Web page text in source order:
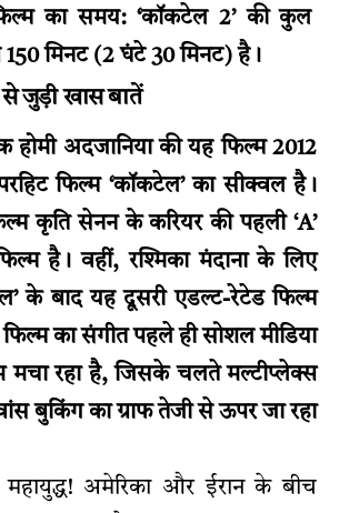
का समय: ‘कॉकटेल 2’ की कुल
मिनट (2 घंटे 30 मिनट) है।
जुड़ी खास बातें
होमी अदजानिया की यह फिल्म 2012
फिल्म ‘कॉकटेल’ का सीक्वल है।
कृति सेनन के करियर की पहली ‘A’
है। वहीं, रश्मिका मंदाना के लिए
के बाद यह दूसरी एडल्ट-रेटेड फिल्म
फिल्म का संगीत पहले ही सोशल मीडिया
मचा रहा है, जिसके चलते मल्टीप्लेक्स
बुकिंग का ग्राफ तेजी से ऊपर जा रहा
महायुद्ध! अमेरिका और ईरान के बीच